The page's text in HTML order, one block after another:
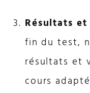
Résultats
fin du test,
résultats et
cours